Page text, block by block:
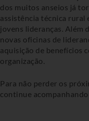
dos muitos anseios já
assistência técnica rural
jovens lideranças. Além
novas oficinas de
aquisição de benefícios
organização.
Para não perder os
continue acompanhando